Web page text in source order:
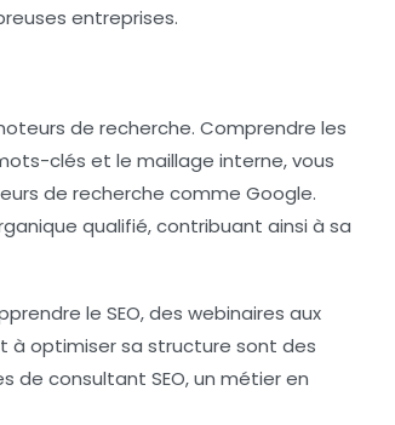
entreprises.
de recherche. Comprendre les
clés et le maillage interne, vous
de recherche comme Google.
qualifié, contribuant ainsi à sa
le SEO, des webinaires aux
à optimiser sa structure sont des
consultant SEO, un métier en